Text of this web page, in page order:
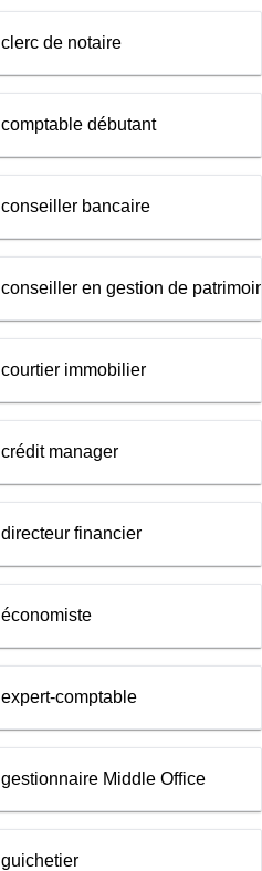
de notaire
débutant
bancaire
en gestion de
immobilier
manager
financier
comptable
Middle Office